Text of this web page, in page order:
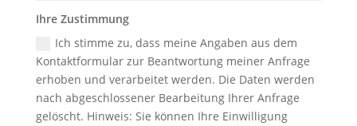
Ihre Zustimmung
Ich stimme zu, dass meine Angaben aus dem
Kontaktformular zur Beantwortung meiner Anfrage
erhoben und verarbeitet werden. Die Daten werden
nach abgeschlossener Bearbeitung Ihrer Anfrage
gelöscht. Hinweis: Sie können Ihre Einwilligung